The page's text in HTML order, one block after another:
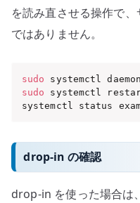
を読み直させる操作で
ではありません。
sudo
sudo systemctl
systemctl status
drop-in の確認
drop-in を使った場合は